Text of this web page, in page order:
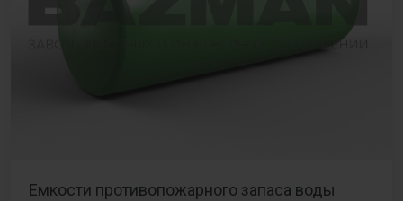
Емкости противопожарного запаса воды